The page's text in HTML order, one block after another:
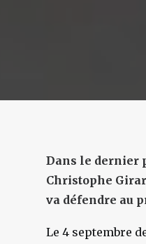
Dans le dernier
Christophe
va défendre au
Le 4 septembre